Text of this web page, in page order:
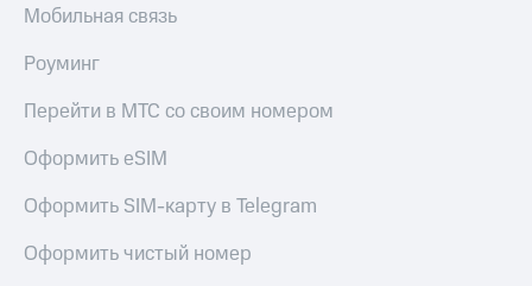
Мобильная связь
Роуминг
Перейти в МТС со своим номером
Оформить eSIM
Оформить SIM-карту в Telegram
Оформить чистый номер